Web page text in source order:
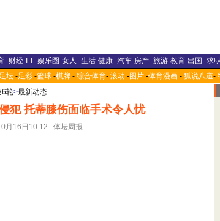
- 财经-I T- 娱乐圈-女人- 生活-健康- 汽车-房产- 旅游-教育-出国- 求
坛 -足彩 -篮球 -棋牌 - 综合体育- 滚动 -图片 -体育漫画 - 狐说八道-
6轮>最新动态
犯 托蒂膝伤面临手术令人忧
月16日10:12 体坛周报